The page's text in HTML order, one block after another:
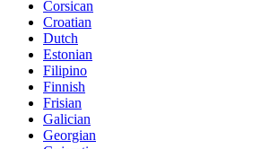
Corsican
Croatian
Dutch
Estonian
Filipino
Finnish
Frisian
Galician
Georgian